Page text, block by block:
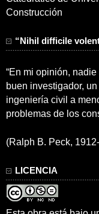
Construcción
“Nihil difficile
“En mi opinión,
buen investigador,
ingeniería civil a
problemas de los
(Ralph B. Peck,
LICENCIA